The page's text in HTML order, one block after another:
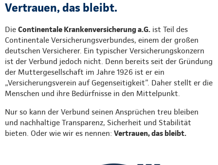
Vertrauen, das bleibt.
Die Continentale Krankenversicherung a.G. ist Teil des
Continentale Versicherungsverbundes, einem der großen
deutschen Versicherer. Ein typischer Versicherungskonzern
ist der Verbund jedoch nicht. Denn bereits seit der Gründung
der Muttergesellschaft im Jahre 1926 ist er ein
„Versicherungsverein auf Gegenseitigkeit”. Daher stellt er die
Menschen und ihre Bedürfnisse in den Mittelpunkt.
Nur so kann der Verbund seinen Ansprüchen treu bleiben
und nachhaltige Transparenz, Sicherheit und Stabilität
bieten. Oder wie wir es nennen: Vertrauen, das bleibt.